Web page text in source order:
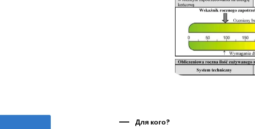
Для кого?